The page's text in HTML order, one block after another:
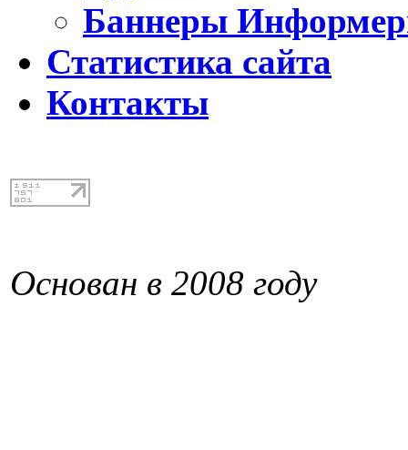
Баннеры
Статистика сайта
Контакты
Основан в 2008 году